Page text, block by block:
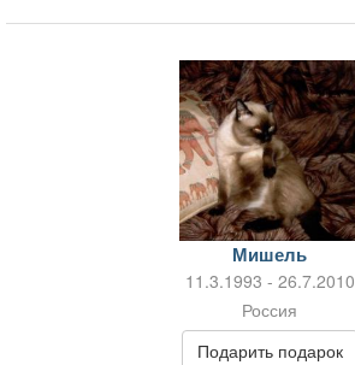
Мишель
11.3.1993 - 26.7.2010
Россия
Подарить подарок